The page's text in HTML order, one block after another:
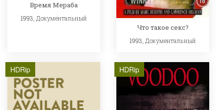
Время Мераба
1993, Документальный
Что такое секс?
1993,Документальный
HDRip HDRip